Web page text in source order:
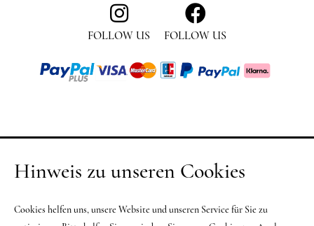
FOLLOW US FOLLOW US
Hinweis zu unseren Cookies
Cookies helfen uns, unsere Website und unseren Service für Sie zu